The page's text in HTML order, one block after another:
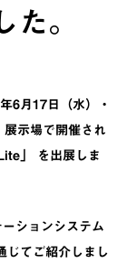
た。
6月17日（水）・
示場で開催され
」 を出展しま
ションシステム
じてご紹介しまし